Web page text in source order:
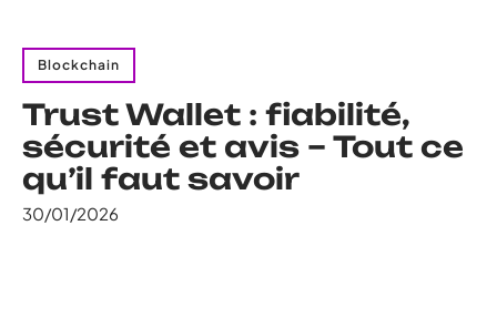
Blockchain
Trust Wallet : fiabilité,
sécurité et avis – Tout ce
qu’il faut savoir
30/01/2026